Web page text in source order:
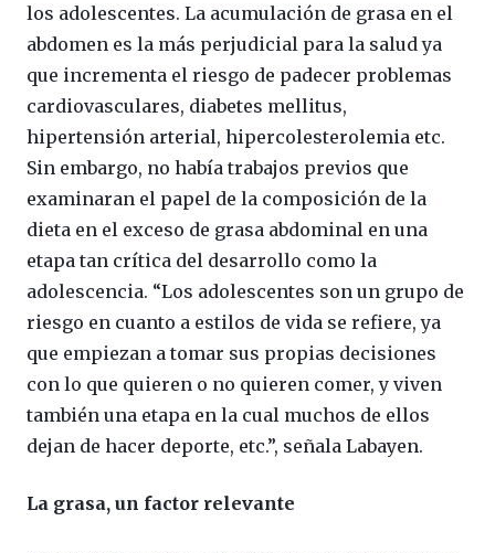
los adolescentes. La acumulación de grasa en el
abdomen es la más perjudicial para la salud ya
que incrementa el riesgo de padecer problemas
cardiovasculares, diabetes mellitus,
hipertensión arterial, hipercolesterolemia etc.
Sin embargo, no había trabajos previos que
examinaran el papel de la composición de la
dieta en el exceso de grasa abdominal en una
etapa tan crítica del desarrollo como la
adolescencia. “Los adolescentes son un grupo de
riesgo en cuanto a estilos de vida se refiere, ya
que empiezan a tomar sus propias decisiones
con lo que quieren o no quieren comer, y viven
también una etapa en la cual muchos de ellos
dejan de hacer deporte, etc.”, señala Labayen.
La grasa, un factor relevante